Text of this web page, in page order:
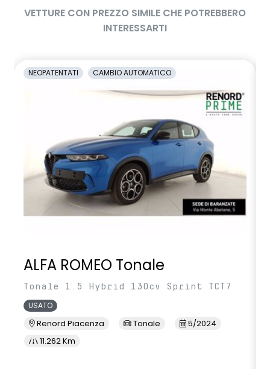
VETTURE CON PREZZO SIMILE CHE POTREBBERO
INTERESSARTI
NEOPATENTATI CAMBIO AUTOMATICO
ALFA ROMEO Tonale
Tonale 1.5 Hybrid 130cv Sprint TCT7
USATO
Renord Piacenza Tonale
5/2024
11.262 Km